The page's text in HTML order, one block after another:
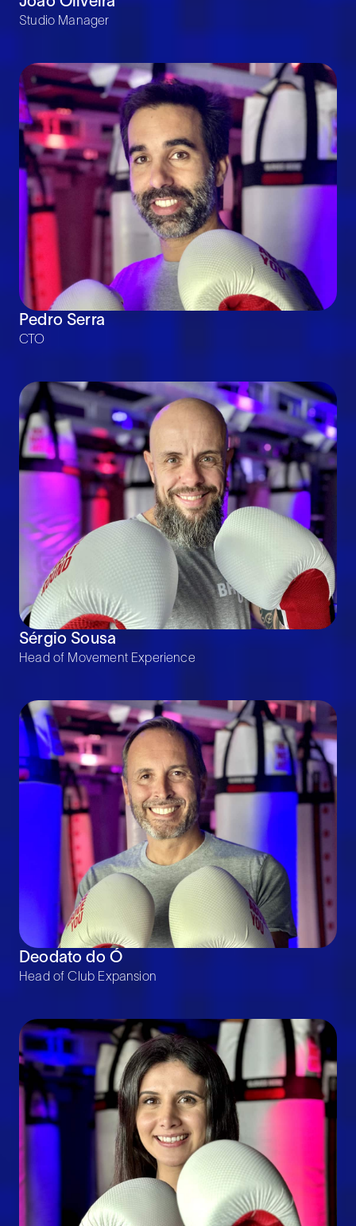
Studio Manager
Pedro Serra
CTO
Sérgio Sousa
Head of Movement Experience
Deodato do Ó
Head of Club Expansion